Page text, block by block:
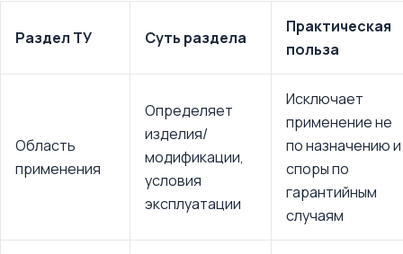
Раздел ТУ Суть раздела
Практическая
польза
Область
применения
Определяет
изделия/
модификации,
условия
эксплуатации
Исключает
применение не
по назначению и
споры по
гарантийным
случаям